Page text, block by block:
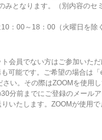
みとなります。（別内容のセ
：00～18：00（火曜日を除
会員でない方はご参加いただ
可能です。ご希望の場合は
い。その際はZOOMを使用
分前までにご登録のメール
いたします。ZOOMが使用